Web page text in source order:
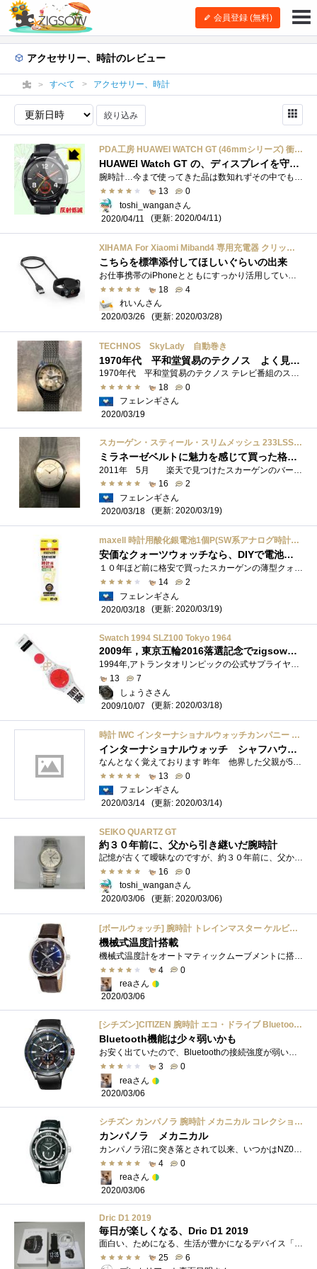
会員登録 (無料)
アクセサリー、時計のレビュー
すべて アクセサリー、時計
絞り込み
PDA工房 HUAWEI WATCH GT (46mmシリーズ) 衝撃吸収[反射低減] 保護 フィルム 耐衝撃 日本製
HUAWEI Watch GT の、ディスプレイを守る！
腕時計…今まで使ってきた品は数知れずその中でも、G-SHOCKを複数本、使い続けてきていましたが、その理由は、結構激しくぶつけても壊れなかっ�...
13
0
toshi_wanganさん
2020/04/11
(更新: 2020/04/11)
XIHAMA For Xiaomi Miband4 専用充電器 クリップ式 付けたまま充電でき 30cm 充電ケーブル チャージャー USB充電ケーブル スマートウォッチ充電器 (黒)
こちらを標準添付してほしいぐらいの出来
お仕事携帯のiPhoneとともにすっかり活用しているこちらのスマートウォッチですがAppleWatchよりも充電がスマートじゃなく本体に付属していた充電�...
18
4
れいんさん
2020/03/26
(更新: 2020/03/28)
TECHNOS SkyLady 自動巻き
1970年代 平和堂貿易のテクノス よく見聞きしたブランドです
1970年代 平和堂貿易のテクノス テレビ番組のスポンサーとして クイズ番組や素人参加番組の賞品として頻繁に見かけました ラドーやオメガと...
18
0
フェレンギさん
2020/03/19
スカーゲン・スティール・スリムメッシュ 233LSSSV
ミラネーゼベルトに魅力を感じて買った格安のスカーゲン
16
2
フェレンギさん
2020/03/18
(更新: 2020/03/19)
maxell 時計用酸化銀電池1個P(SW系アナログ時計対応)金コーティングで接触抵抗を低減 SR616SW 1BT A
安価なクォーツウォッチなら、DIYで電池を変えてみよ
１０年ほど前に格安で買ったスカーゲンの薄型クォーツウォッチ ５年ほど前に街で電池を交換してます 修理店はマクセルの金電池を推奨 �...
14
2
フェレンギさん
2020/03/18
(更新: 2020/03/19)
Swatch 1994 SLZ100 Tokyo 1964
2009年，東京五輪2016落選記念でzigsowにアップ(笑)にしても1964年東京五輪ってのは何もかも偉大だったと思い知らされます．
1994年,アトランタオリンピックの公式サプライヤーとなったSwatch.この年も当然のようにスペシャルSwatch(OlympicGames)が出ました.出たのはいいけど,歴�...
13
7
しょうささん
2009/10/07
(更新: 2020/03/18)
時計 IWC インターナショナルウォッチカンパニー 2401 ホワイトローマン メンズ 時計 【中古】【あすつく】
インターナショナルウォッチ シャフハウゼン アンティーク腕時計
なんとなく覚えております 昨年 他界した父親が50歳になることを祝う形で 私から見ての祖父からこの時計を贈られていたことを
13
0
フェレンギさん
2020/03/14
(更新: 2020/03/14)
SEIKO QUARTZ GT
約３０年前に、父から引き継いだ腕時計
記憶が古くて曖昧なのですが、約３０年前に、父から譲り受けた腕時計です。
16
0
toshi_wanganさん
2020/03/06
(更新: 2020/03/06)
[ボールウォッチ] 腕時計 トレインマスター ケルビン クロコレザー 自動巻き NT3888D-LL1J-GYC メンズ 並行輸入品 ブラウン
機械式温度計搭載
4
0
reaさん
2020/03/06
[シチズン]CITIZEN 腕時計 エコ・ドライブ Bluetooth BZ1035-09E メンズ
Bluetooth機能は少々弱いかも
お安く出ていたので、Bluetoothの接続強度が弱い事を承知で購入してみました。見た目は、チタンケースにデュラテクトDLCを使用していたり、青文�...
3
0
reaさん
2020/03/06
シチズン カンパノラ 腕時計 メカニカル コレクション 【Mechanical Collection】 CITIZEN CAMPANOLA NZ0000-07E 正規品
カンパノラ メカニカル
カンパノラ沼に突き落とされて以来、いつかはNZ0000-07F琉雅の購入を考えていたのですが、金額を考えると中々手が出ませんでした。そして琉雅と�...
4
0
reaさん
2020/03/06
Dric D1 2019
毎日が楽しくなる、Dric D1 2019
25
6